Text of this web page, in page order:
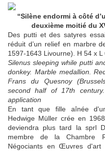
“Silène endormi à côté
deuxième moitié du
Des putti et des satyres
réduit d’un relief en marbre
1597-1643 Livourne). H 54 x
Silenus sleeping while putti
donkey. Marble medallion.
Frans du Quesnoy
second half of 17th
application
En tant que fille aînée
Hedwige Müller crée en
deviendra plus tard la sprl
membre de la Chambre
Négociants en Œuvres d'art